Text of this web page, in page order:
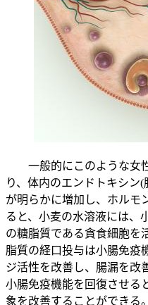
一般的にこのような女性
り、体内のエンドトキシン
が明らかに増加し、ホルモ
ると、小麦の水溶液には、
の糖脂質である貪食細胞を
脂質の経口投与は小腸免疫
ジ活性を改善し、腸漏を改
小腸免疫機能を回復させる
象を改善することができる。